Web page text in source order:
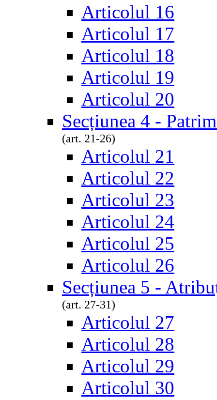
Articolul 16
Articolul 17
Articolul 18
Articolul 19
Articolul 20
Secțiunea 4 -
(art. 21-26)
Articolul 21
Articolul 22
Articolul 23
Articolul 24
Articolul 25
Articolul 26
Secțiunea 5 -
(art. 27-31)
Articolul 27
Articolul 28
Articolul 29
Articolul 30